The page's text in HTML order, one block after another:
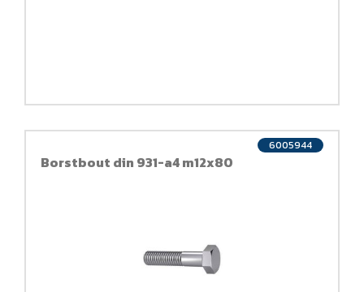
Borstbout din 931-a4 m12x80
6005944